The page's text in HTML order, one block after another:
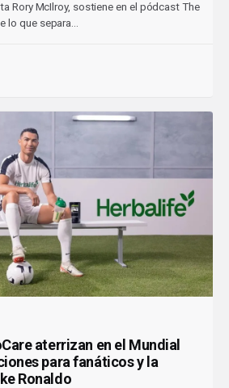
Rory McIlroy, sostiene en el pódcast The
lo que separa…
aterrizan en el Mundial
para fanáticos y la
Ronaldo